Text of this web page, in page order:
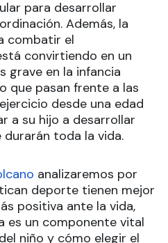
para desarrollar
Además, la
combatir el
convirtiendo en un
grave en la infancia
que pasan frente a las
desde una edad
a su hijo a desarrollar
toda la vida.
analizaremos por
deporte tienen mejor
positiva ante la vida,
es un componente vital
niño y cómo elegir el